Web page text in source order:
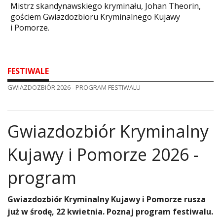
Mistrz skandynawskiego kryminału, Johan Theorin,
gościem Gwiazdozbioru Kryminalnego Kujawy
i Pomorze.
FESTIWALE
GWIAZDOZBIÓR 2026 - PROGRAM FESTIWALU
Gwiazdozbiór Kryminalny
Kujawy i Pomorze 2026 -
program
Gwiazdozbiór Kryminalny Kujawy i Pomorze rusza
już w środę, 22 kwietnia. Poznaj program festiwalu.